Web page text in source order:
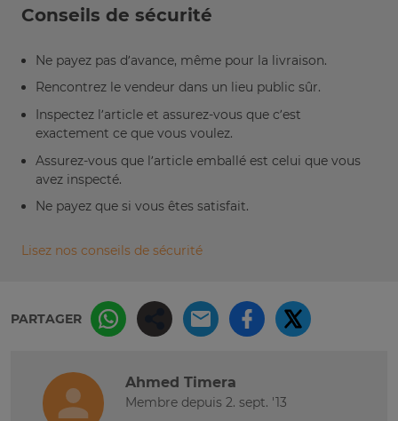
Conseils de sécurité
Ne payez pas d’avance, même pour la livraison.
Rencontrez le vendeur dans un lieu public sûr.
Inspectez l’article et assurez-vous que c’est
exactement ce que vous voulez.
Assurez-vous que l’article emballé est celui que vous
avez inspecté.
Ne payez que si vous êtes satisfait.
Lisez nos conseils de sécurité
PARTAGER
Ahmed Timera
Membre depuis 2. sept. '13